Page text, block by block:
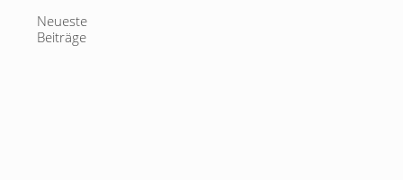
Neueste
Beiträge